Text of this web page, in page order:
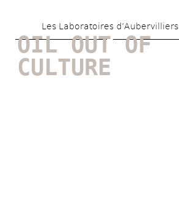
au
contenu
principal
Les Laboratoires d’Aubervilliers
OIL OUT OF
CULTURE